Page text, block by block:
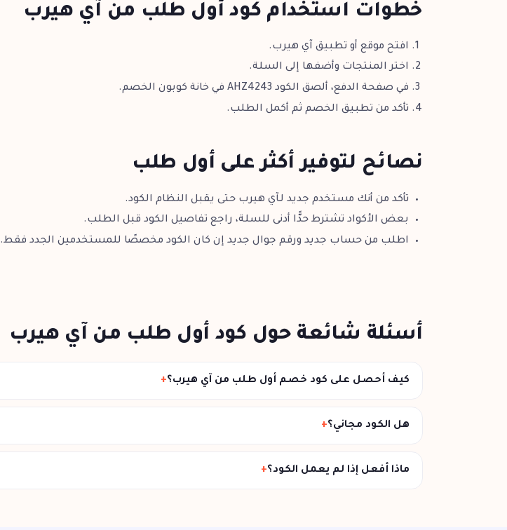
خطوات استخدام كود أول طلب من آي هيرب
افتح موقع أو تطبيق آي هيرب.
اختر المنتجات وأضفها إلى السلة.
في صفحة الدفع، ألصق الكود AHZ4243 في خانة كوبون الخصم.
تأكد من تطبيق الخصم ثم أكمل الطلب.
نصائح لتوفير أكثر على أول طلب
تأكد من أنك مستخدم جديد لـآي هيرب حتى يقبل النظام الكود.
بعض الأكواد تشترط حدًّا أدنى للسلة، راجع تفاصيل الكود قبل الطلب.
اطلب من حساب جديد ورقم جوال جديد إن كان الكود مخصصًا للمستخدمين الجدد فقط.
أسئلة شائعة حول كود أول طلب من آي هيرب
كيف أحصل على كود خصم أول طلب من آي هيرب؟
هل الكود مجاني؟
ماذا أفعل إذا لم يعمل الكود؟